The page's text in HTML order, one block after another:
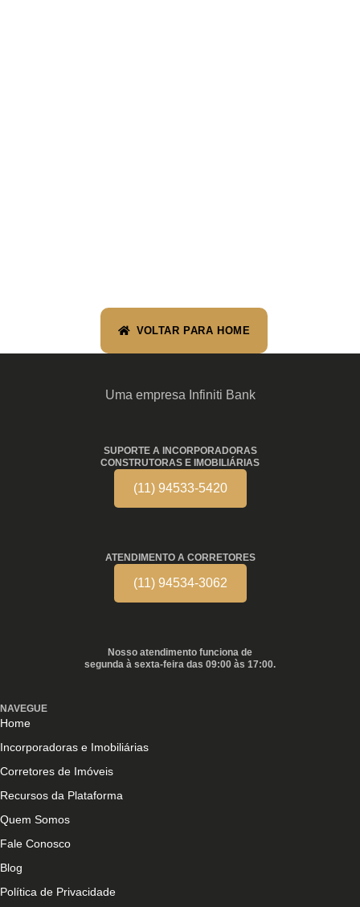
VOLTAR PARA HOME
Uma empresa Infiniti Bank
SUPORTE A INCORPORADORAS
CONSTRUTORAS E IMOBILIÁRIAS
(11) 94533-5420
ATENDIMENTO A CORRETORES
(11) 94534-3062
Nosso atendimento funciona de
segunda à sexta-feira das 09:00 às 17:00.
NAVEGUE
Home
Incorporadoras e Imobiliárias
Corretores de Imóveis
Recursos da Plataforma
Quem Somos
Fale Conosco
Blog
Política de Privacidade